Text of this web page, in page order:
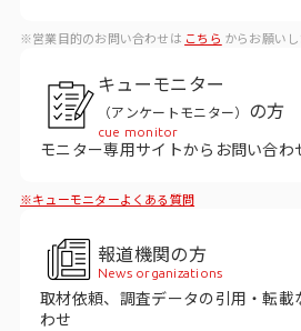
マーケティング支援
マーケティングDX
課題から探す
市場・顧客理解に関する課題
戦略設計に関する課題
※営業目的のお問い合わせは こちら からお願いし
キューモニター
（アンケートモニター） の方
cue monitor
モニター専用サイトからお問い合わ
※キューモニターよくある質問
報道機関の方
News organizations
取材依頼、調査データの引用・転
わせ